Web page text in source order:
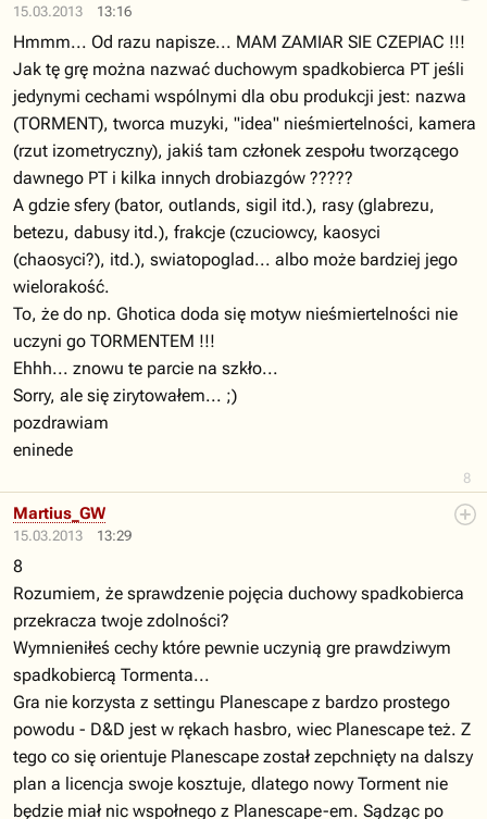
15.03.2013 13:16
8
Hmmm... Od razu napisze... MAM ZAMIAR SIE CZEPIAC !!!
Jak tę grę można nazwać duchowym spadkobierca PT jeśli
jedynymi cechami wspólnymi dla obu produkcji jest: nazwa
(TORMENT), tworca muzyki, "idea" nieśmiertelności, kamera
(rzut izometryczny), jakiś tam członek zespołu tworzącego
dawnego PT i kilka innych drobiazgów ?????
A gdzie sfery (bator, outlands, sigil itd.), rasy (glabrezu,
betezu, dabusy itd.), frakcje (czuciowcy, kaosyci
(chaosyci?), itd.), swiatopoglad... albo może bardziej jego
wielorakość.
To, że do np. Ghotica doda się motyw nieśmiertelności nie
uczyni go TORMENTEM !!!
Ehhh... znowu te parcie na szkło...
Sorry, ale się zirytowałem... ;)
pozdrawiam
eninede
15.03.2013 13:29
Martius_GW
8
Rozumiem, że sprawdzenie pojęcia duchowy spadkobierca
przekracza twoje zdolności?
Wymnieniłeś cechy które pewnie uczynią gre prawdziwym
spadkobiercą Tormenta...
Gra nie korzysta z settingu Planescape z bardzo prostego
powodu - D&D jest w rękach hasbro, wiec Planescape też. Z
tego co się orientuje Planescape został zepchnięty na dalszy
plan a licencja swoje kosztuje, dlatego nowy Torment nie
będzie miał nic wspołnego z Planescape-em. Sądząc po